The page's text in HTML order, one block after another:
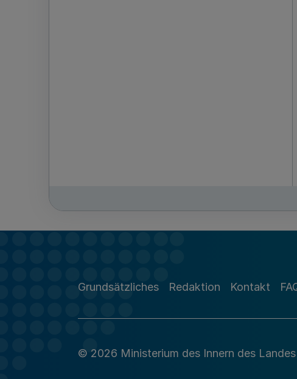
Grundsätzliches Redaktion Kontakt
© 2026 Ministerium des Innern des